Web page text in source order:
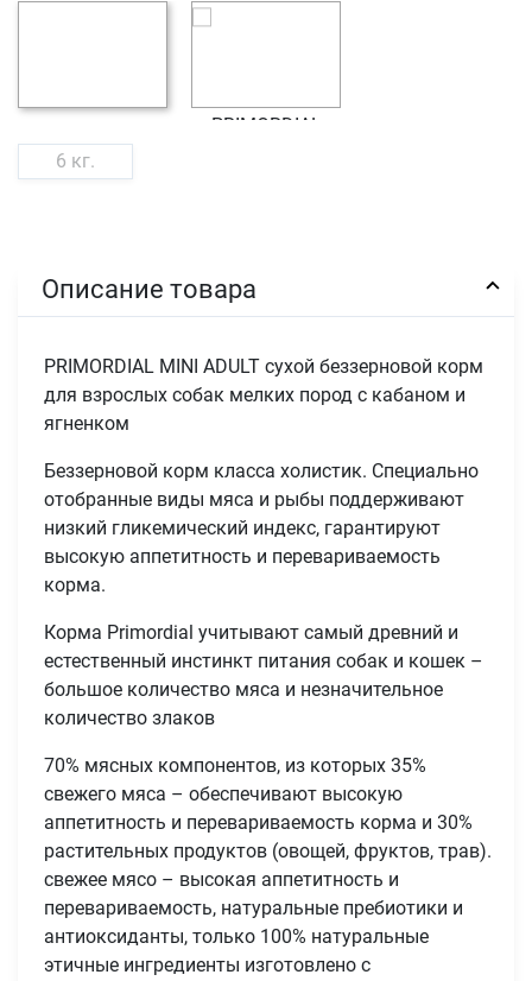
6 кг.
Описание товара
PRIMORDIAL MINI ADULT сухой беззерновой корм
для взрослых собак мелких пород с кабаном и
ягненком
Беззерновой корм класса холистик. Специально
отобранные виды мяса и рыбы поддерживают
низкий гликемический индекс, гарантируют
высокую аппетитность и перевариваемость
корма.
Корма Primordial учитывают самый древний и
естественный инстинкт питания собак и кошек –
большое количество мяса и незначительное
количество злаков
70% мясных компонентов, из которых 35%
свежего мяса – обеспечивают высокую
аппетитность и перевариваемость корма и 30%
растительных продуктов (овощей, фруктов, трав).
свежее мясо – высокая аппетитность и
перевариваемость, натуральные пребиотики и
антиоксиданты, только 100% натуральные
этичные ингредиенты изготовлено с